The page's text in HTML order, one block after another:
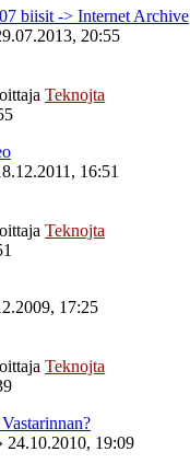
biisit -> Internet Archive
20:55
Teknojta
16:51
Teknojta
17:25
Teknojta
24.10.2010, 19:09